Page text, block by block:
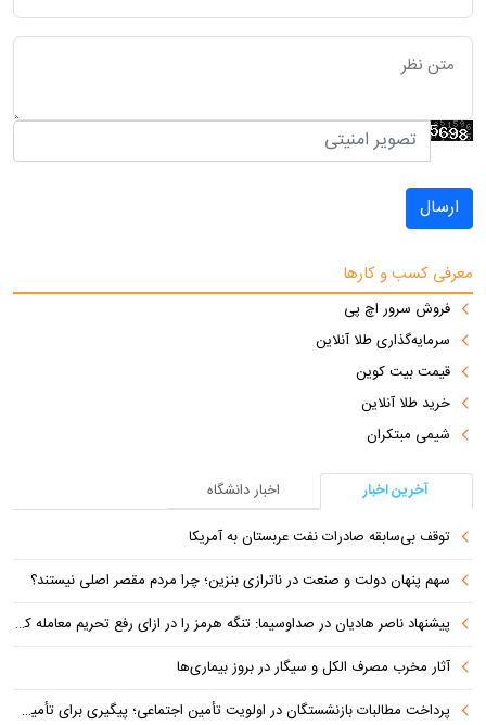
ارسال
معرفی کسب و کارها
فروش سرور اچ پی
سرمایه‌گذاری طلا آنلاین
قیمت بیت کوین
خرید طلا آنلاین
شیمی مبتکران
آخرین اخبار
اخبار دانشگاه
توقف بی‌سابقه صادرات نفت عربستان به آمریکا
سهم پنهان دولت و صنعت در ناترازی بنزین؛ چرا مردم مقصر اصلی نیستند؟
پیشنهاد ناصر هادیان در صداوسیما: تنگه هرمز را در ازای رفع تحریم معامله کنیم
آثار مخرب مصرف الکل و سیگار در بروز بیماری‌ها
پرداخت مطالبات بازنشستگان در اولویت تأمین اجتماعی؛ پیگیری برای تأمین منابع ادامه دارد